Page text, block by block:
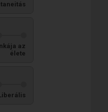
az
élete